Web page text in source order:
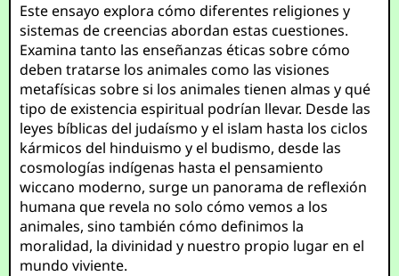
Este ensayo explora cómo diferentes religiones y
sistemas de creencias abordan estas cuestiones.
Examina tanto las enseñanzas éticas sobre cómo
deben tratarse los animales como las visiones
metafísicas sobre si los animales tienen almas y qué
tipo de existencia espiritual podrían llevar. Desde las
leyes bíblicas del judaísmo y el islam hasta los ciclos
kármicos del hinduismo y el budismo, desde las
cosmologías indígenas hasta el pensamiento
wiccano moderno, surge un panorama de reflexión
humana que revela no solo cómo vemos a los
animales, sino también cómo definimos la
moralidad, la divinidad y nuestro propio lugar en el
mundo viviente.